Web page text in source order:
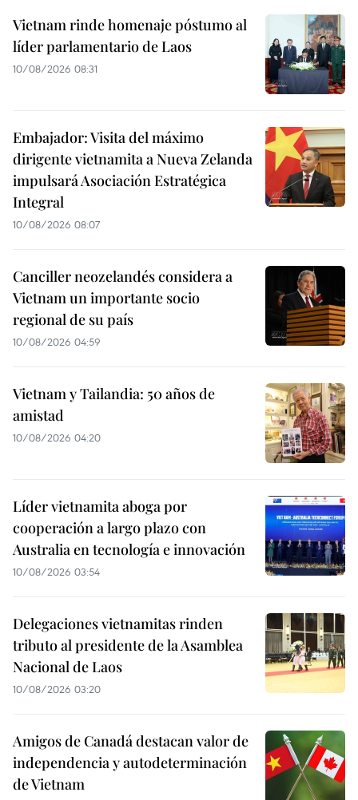
Vietnam rinde homenaje póstumo al
líder parlamentario de Laos
10/08/2026 08:31
Embajador: Visita del máximo
dirigente vietnamita a Nueva Zelanda
impulsará Asociación Estratégica
Integral
10/08/2026 08:07
Canciller neozelandés considera a
Vietnam un importante socio
regional de su país
10/08/2026 04:59
Vietnam y Tailandia: 50 años de
amistad
10/08/2026 04:20
Líder vietnamita aboga por
cooperación a largo plazo con
Australia en tecnología e innovación
10/08/2026 03:54
Delegaciones vietnamitas rinden
tributo al presidente de la Asamblea
Nacional de Laos
10/08/2026 03:20
Amigos de Canadá destacan valor de
independencia y autodeterminación
de Vietnam